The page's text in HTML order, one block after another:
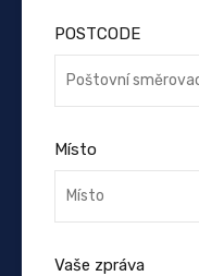
POSTCODE
Místo
Vaše zpráva